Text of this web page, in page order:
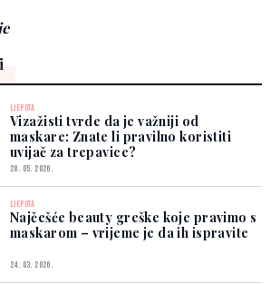
LJEPOTA
Vizažisti tvrde da je važniji od
maskare: Znate li pravilno koristiti
uvijač za trepavice?
28. 05. 2026.
LJEPOTA
Najčešće beauty greške koje pravimo s
maskarom – vrijeme je da ih ispravite
24. 03. 2026.